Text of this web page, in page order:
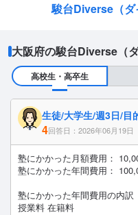
駿台Diverse（
大阪府の駿台Diverse（
高校生・高卒生
生徒/大学生/週3日/目
4回答日：2026年06月19日
塾にかかった月額費用：
塾にかかった年間費用：
塾にかかった年間費用の内訳
授業料 在籍料